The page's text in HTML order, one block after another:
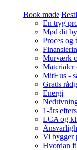
Book møde
En tryg
Mød dit
Proces og
Murværk
Materialer
MitHus -
Gratis
Energi
1-års
LCA og
Vi bygger
Hvordan